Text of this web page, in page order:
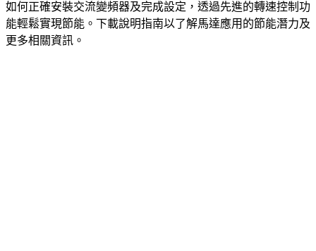
如何正確安裝交流變頻器及完成設定，透過先進的轉速控制功
能輕鬆實現節能。下載說明指南以了解馬達應用的節能潛力及
更多相關資訊。